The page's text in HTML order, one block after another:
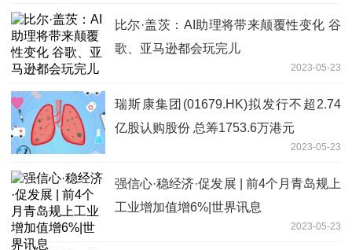
比尔·盖茨：AI助理将带来颠覆性变化 谷
歌、亚马逊都会玩完儿
2023-05-23
瑞斯康集团(01679.HK)拟发行不超2.74
亿股认购股份 总筹1753.6万港元
2023-05-23
强信心·稳经济·促发展 | 前4个月青岛规上
工业增加值增6%|世界讯息
2023-05-23